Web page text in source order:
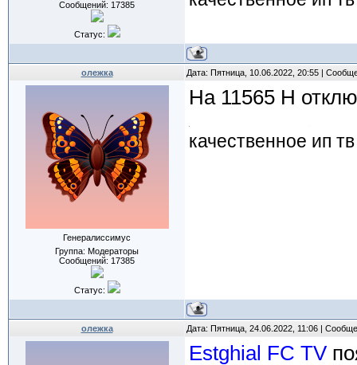
Сообщений: 17385
Статус:
олежка Дата: Пятница, 10.06.2022, 20:55 |
Генералиссимус
Группа: Модераторы
Сообщений: 17385
Статус:
На 11565 Н
качественное ип
олежка Дата: Пятница, 24.06.2022, 11:06 |
Estghial FC TV